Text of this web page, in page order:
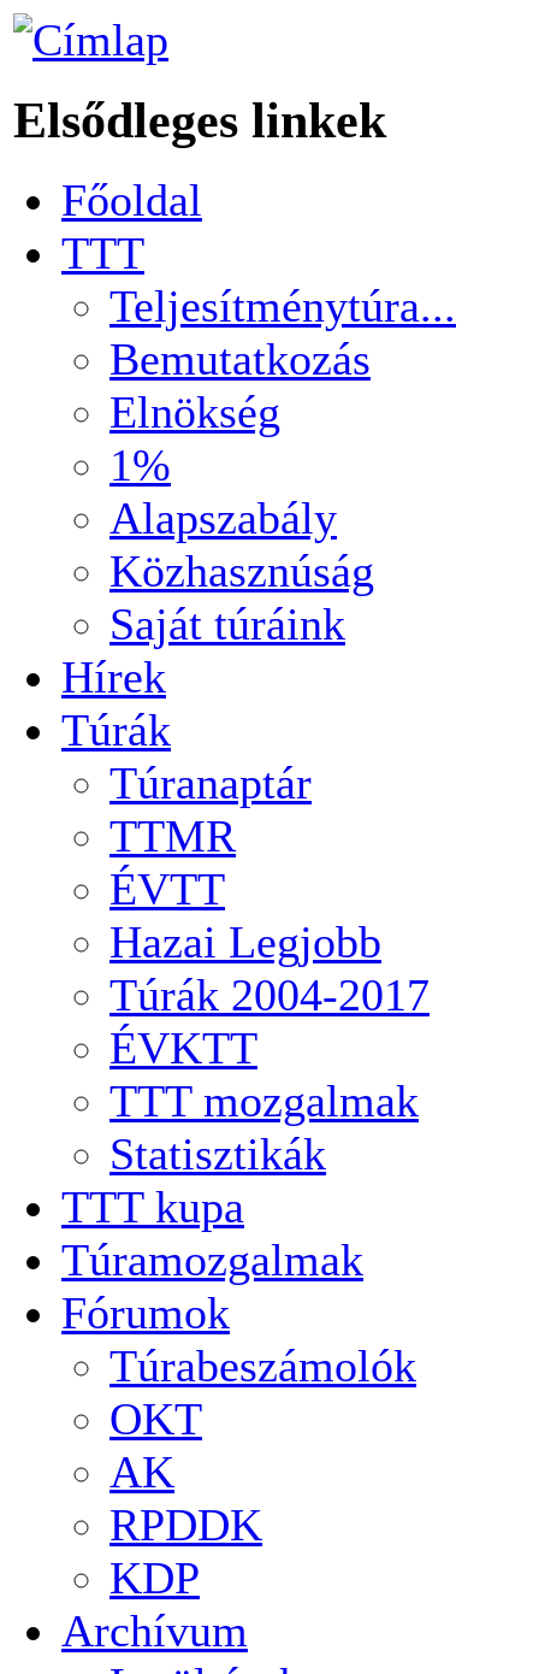
Elsődleges linkek
Főoldal
TTT
Teljesítménytúra...
Bemutatkozás
Elnökség
1%
Alapszabály
Közhasznúság
Saját túráink
Hírek
Túrák
Túranaptár
TTMR
ÉVTT
Hazai Legjobb
Túrák 2004-2017
ÉVKTT
TTT mozgalmak
Statisztikák
TTT kupa
Túramozgalmak
Fórumok
Túrabeszámolók
OKT
AK
RPDDK
KDP
Archívum